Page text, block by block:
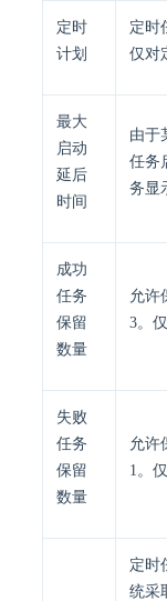
定时
计划
定时
仅对
最大
启动
延后
时间
由于
任务
务显
成功
任务
保留
数量
允许
3。
失败
任务
保留
数量
允许
1。
定时
统采